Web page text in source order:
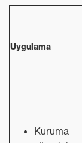
Uygulama
Kuruma